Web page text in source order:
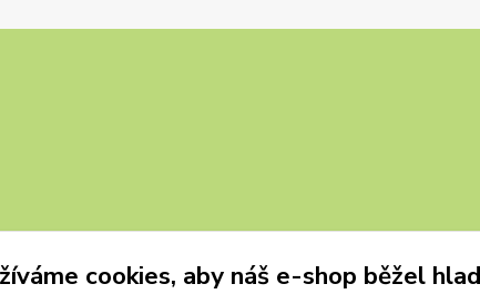
cookies, aby náš e-shop běžel